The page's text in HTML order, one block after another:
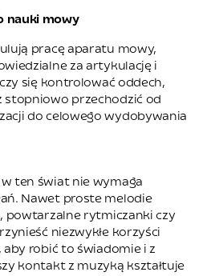
nauki mowy
pracę aparatu mowy,
za artykulację i
się kontrolować oddech,
stopniowo przechodzić od
do celowego wydobywania
ten świat nie wymaga
Nawet proste melodie
powtarzalne rytmiczanki czy
niezwykłe korzyści
robić to świadomie i z
kontakt z muzyką kształtuje